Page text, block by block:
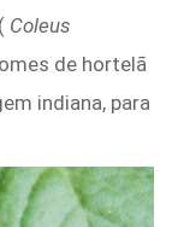
Coleus
de hortelã
indiana, para